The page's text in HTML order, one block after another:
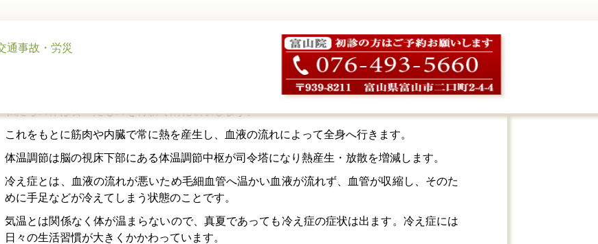
私たちの体は食べたものを胃腸で消化吸収します。
これをもとに筋肉や内臓で常に熱を産生し、血液の流れによって全身へ行きます。
体温調節は脳の視床下部にある体温調節中枢が司令塔になり熱産生・放散を増減します。
冷え症とは、血液の流れが悪いため毛細血管へ温かい血液が流れず、血管が収縮し、そのた
めに手足などが冷えてしまう状態のことです。
気温とは関係なく体が温まらないので、真夏であっても冷え症の症状は出ます。冷え症には
日々の生活習慣が大きくかかわっています。